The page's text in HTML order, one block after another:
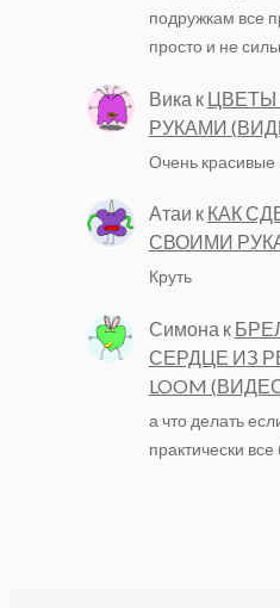
подружкам все
просто и не
Вика к ЦВЕТЫ
РУКАМИ
Очень красивые
Атаи к КАК
СВОИМИ
Круть
Симона к
СЕРДЦЕ ИЗ
LOOM
а что делать
практически